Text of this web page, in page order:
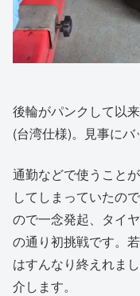
後輪がパンクして以
(台湾仕様)。見事にバ
通勤などで使うこと
してしまっていたの
ので一念発起、タイ
の通り初挑戦です。
はすんなり終えれま
介します。